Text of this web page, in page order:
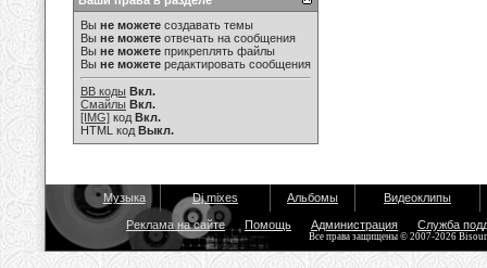
Вы не можете создавать темы
Вы не можете отвечать на сообщения
Вы не можете прикреплять файлы
Вы не можете редактировать сообщения
BB коды Вкл.
Смайлы Вкл.
[IMG] код Вкл.
HTML код Выкл.
Музыка Dj mixes Альбомы Видеоклипы
Реклама на сайте Помощь Администрация Служба
Все права защищены © 2007-2026